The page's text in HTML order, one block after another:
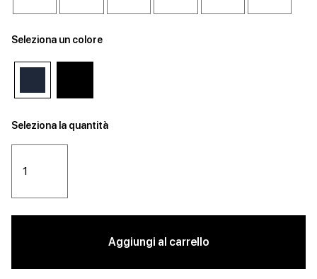
Seleziona un colore
Seleziona la quantità
Aggiungi al carrello